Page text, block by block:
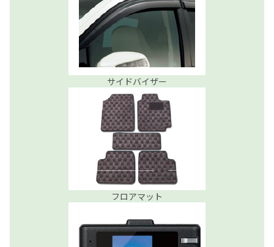
サイドバイザー
フロアマット